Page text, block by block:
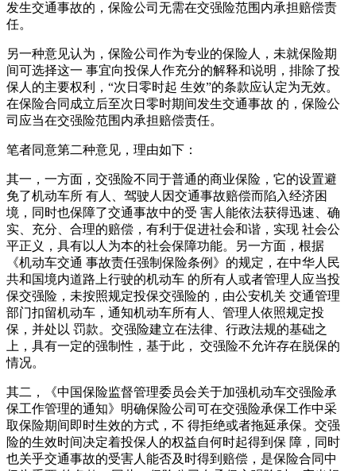
发生交通事故的，保险公司无需在交强险范围内承担赔偿责
任。
另一种意见认为，保险公司作为专业的保险人，未就保险期
间可选择这一 事宜向投保人作充分的解释和说明，排除了投
保人的主要权利，“次日零时起 生效”的条款应认定为无效。
在保险合同成立后至次日零时期间发生交通事故 的，保险公
司应当在交强险范围内承担赔偿责任。
笔者同意第二种意见，理由如下：
其一，一方面，交强险不同于普通的商业保险，它的设置避
免了机动车所 有人、驾驶人因交通事故赔偿而陷入经济困
境，同时也保障了交通事故中的受 害人能依法获得迅速、确
实、充分、合理的赔偿，有利于促进社会和谐，实现 社会公
平正义，具有以人为本的社会保障功能。另一方面，根据
《机动车交通 事故责任强制保险条例》的规定，在中华人民
共和国境内道路上行驶的机动车 的所有人或者管理人应当投
保交强险，未按照规定投保交强险的，由公安机关 交通管理
部门扣留机动车，通知机动车所有人、管理人依照规定投
保，并处以 罚款。交强险建立在法律、行政法规的基础之
上，具有一定的强制性，基于此， 交强险不允许存在脱保的
情况。
其二，《中国保险监督管理委员会关于加强机动车交强险承
保工作管理的通知》明确保险公司可在交强险承保工作中采
取保险期间即时生效的方式，不 得拒绝或者拖延承保。交强
险的生效时间决定着投保人的权益自何时起得到保 障，同时
也关乎交通事故的受害人能否及时得到赔偿，是保险合同中